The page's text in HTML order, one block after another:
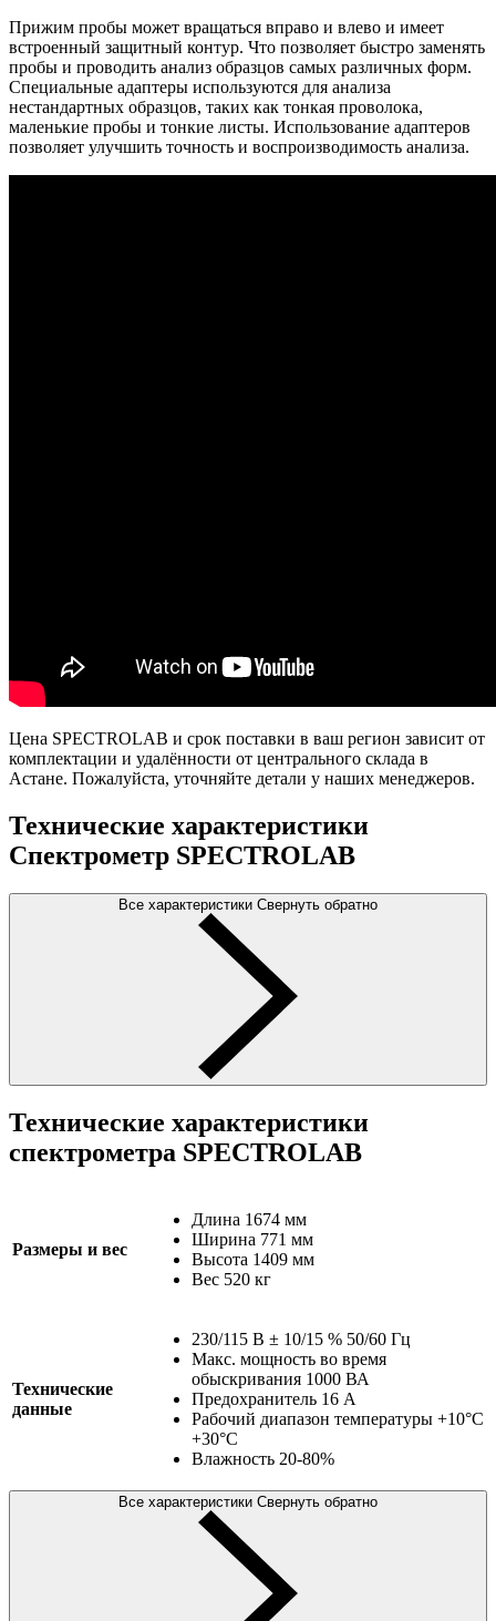
Прижим пробы может вращаться вправо и влево и имеет
встроенный защитный контур. Что позволяет быстро заменять
пробы и проводить анализ образцов самых различных форм.
Специальные адаптеры используются для анализа
нестандартных образцов, таких как тонкая проволока,
маленькие пробы и тонкие листы. Использование адаптеров
позволяет улучшить точность и воспроизводимость анализа.
Цена SPECTROLAB и срок поставки в ваш регион зависит от
комплектации и удалённости от центрального склада в
Астане. Пожалуйста, уточняйте детали у наших менеджеров.
Технические характеристики
Спектрометр SPECTROLAB
Все характеристики Свернуть обратно
Технические характеристики
спектрометра SPECTROLAB
Размеры и вес
Длина 1674 мм
Ширина 771 мм
Высота 1409 мм
Вес 520 кг
Технические
данные
230/115 В ± 10/15 % 50/60 Гц
Макс. мощность во время
обыскривания 1000 ВА
Предохранитель 16 А
Рабочий диапазон температуры +10°С
+30°С
Влажность 20-80%
Все характеристики Свернуть обратно